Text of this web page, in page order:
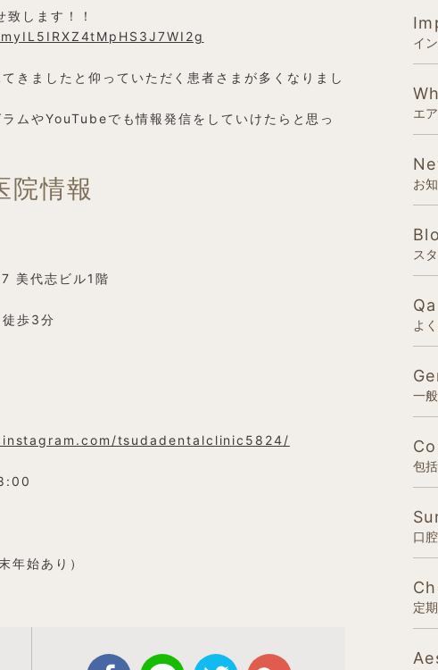
します！！
きましたと仰っていただく患者さまが多くなりまし
ムやYouTubeでも情報発信をしていけたらと思っ
院情報
美代志ビル1階
歩3分
tsudadentalclinic5824/
年始あり）
イ
エ
お
ス
Qa
よ
一
包
口
定